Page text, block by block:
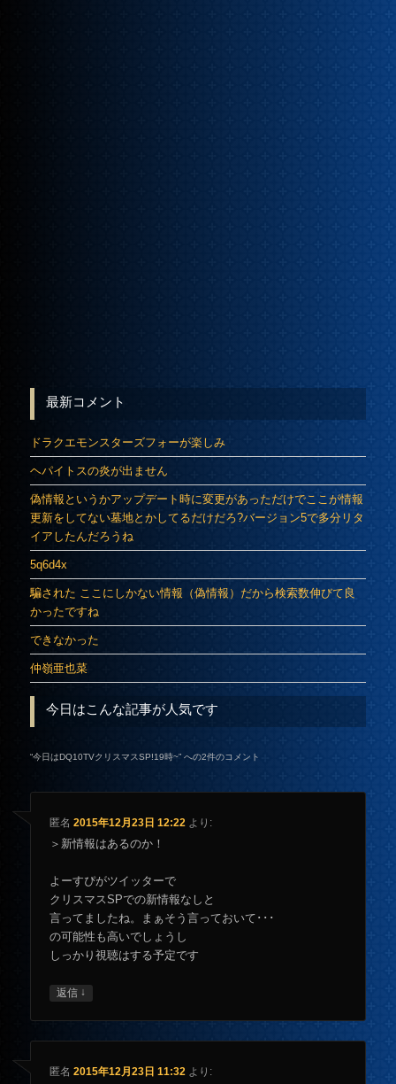
最新コメント
ドラクエモンスターズフォーが楽しみ
ヘパイトスの炎が出ません
偽情報というかアップデート時に変更があっただけでここが情報
更新をしてない墓地とかしてるだけだろ?バージョン5で多分リタ
イアしたんだろうね
5q6d4x
騙された ここにしかない情報（偽情報）だから検索数伸びて良
かったですね
できなかった
仲嶺亜也菜
今日はこんな記事が人気です
“今日はDQ10TVクリスマスSP!19時~” への2件のコメント
匿名 2015年12月23日 12:22 より:
＞新情報はあるのか！
よーすぴがツイッターで
クリスマスSPでの新情報なしと
言ってましたね。まぁそう言っておいて･･･
の可能性も高いでしょうし
しっかり視聴はする予定です
返信 ↓
匿名 2015年12月23日 11:32 より: